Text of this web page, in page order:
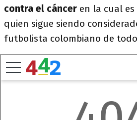
contra el cáncer en la cual
quien sigue siendo
futbolista colombiano de